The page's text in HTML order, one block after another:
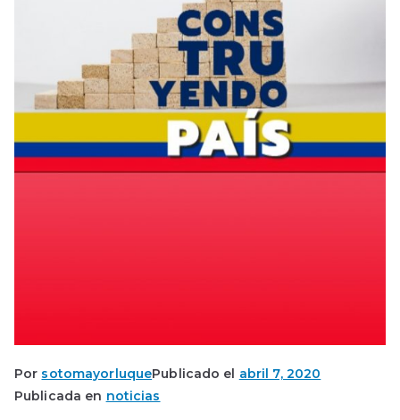
Por sotomayorluquePublicado el abril 7, 2020
Publicada en noticias